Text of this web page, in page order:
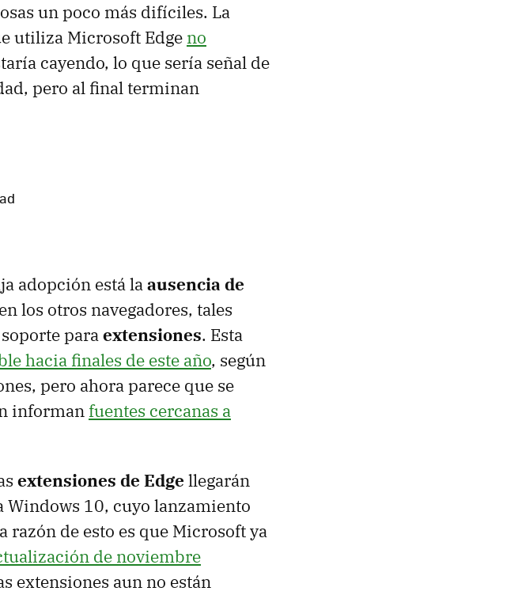
un poco más difíciles. La
utiliza Microsoft Edge no
cayendo, lo que sería señal de
pero al final terminan
adopción está laausencia de
los otros navegadores, tales
paraextensiones. Esta
hacia finales de este año, según
pero ahora parece que se
informan fuentes cercanas a
extensiones de Edge llegarán
Windows 10, cuyo lanzamiento
razón de esto es que Microsoft ya
de noviembre
extensiones aun no están